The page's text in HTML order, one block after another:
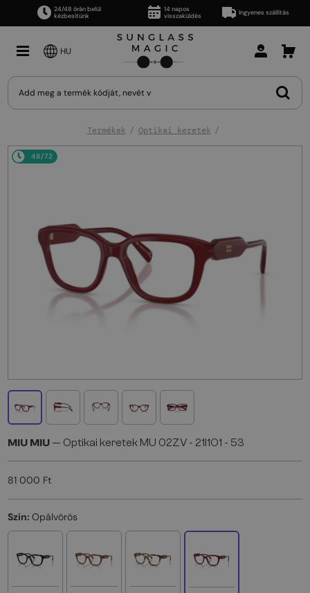
24/48 órán belül
kézbesítünk
14 napos
visszaküldés
Ingyenes szállítás
HU
Termékek Optikai keretek
48/72
MIU MIU — Optikai keretek MU 02ZV - 21I1O1 - 53
81 000 Ft
Szín: Opálvörös